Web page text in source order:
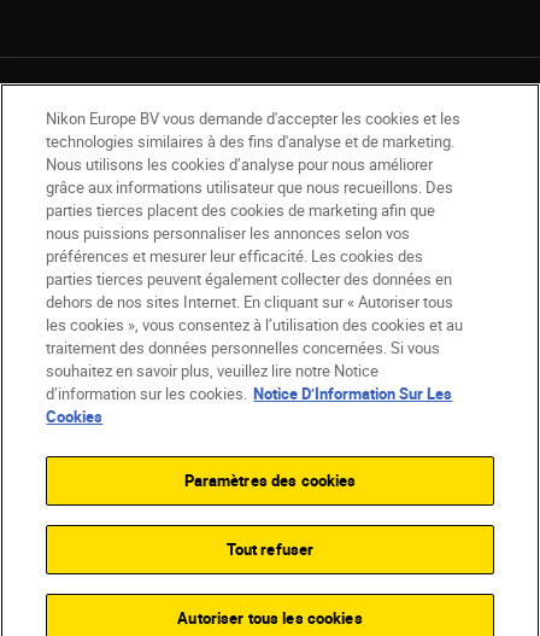
BE(fr) Nikon Sites
Contactez-nous
Avis de confidentialité
Conditions d’utilisation
CVG de la boutique Nikon Store
Notice d’information sur les cookies
Accessibilité
Paramètres des cookies
© 2026 Nikon
SKIP
Nikon Europe BV vous demande d'accepter les cookies et les
technologies similaires à des fins d'analyse et de marketing.
Nous utilisons les cookies d’analyse pour nous améliorer
grâce aux informations utilisateur que nous recueillons. Des
parties tierces placent des cookies de marketing afin que
nous puissions personnaliser les annonces selon vos
préférences et mesurer leur efficacité. Les cookies des
parties tierces peuvent également collecter des données en
dehors de nos sites Internet. En cliquant sur « Autoriser tous
les cookies », vous consentez à l’utilisation des cookies et au
traitement des données personnelles concernées. Si vous
souhaitez en savoir plus, veuillez lire notre Notice
d’information sur les cookies. Notice D’Information Sur Les
Cookies
Paramètres des cookies
Tout refuser
Autoriser tous les cookies